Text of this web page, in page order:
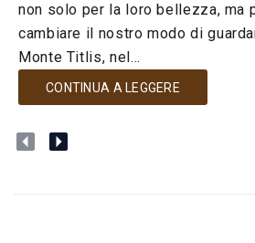
non solo per la loro bellezza, ma
cambiare il nostro modo di
Monte Titlis, nel...
CONTINUA A LEGGERE